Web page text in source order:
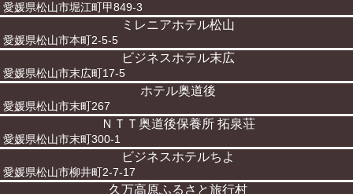
愛媛県松山市堀江町甲849-3
ミレニアホテル松山
愛媛県松山市本町2-5-5
ビジネスホテル末広
愛媛県松山市末広町17-5
ホテル奥道後
愛媛県松山市末町267
ＮＴＴ奥道後保養所 拓泉荘
愛媛県松山市末町300-1
ビジネスホテルちよ
愛媛県松山市柳井町2-7-17
久万高原ふるさと旅行村